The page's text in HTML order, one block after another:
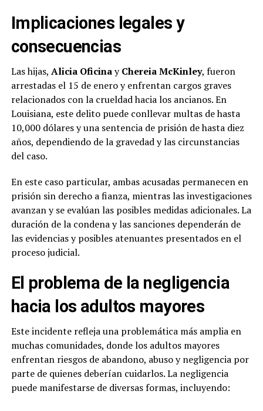
Implicaciones legales y
consecuencias
Las hijas, Alicia OficinayChereia McKinley, fueron
arrestadas el 15 de enero y enfrentan cargos graves
relacionados con la crueldad hacia los ancianos. En
Louisiana, este delito puede conllevar multas de hasta
10,000 dólares y una sentencia de prisión de hasta diez
años, dependiendo de la gravedad y las circunstancias
del caso.
En este caso particular, ambas acusadas permanecen en
prisión sin derecho a fianza, mientras las investigaciones
avanzan y se evalúan las posibles medidas adicionales. La
duración de la condena y las sanciones dependerán de
las evidencias y posibles atenuantes presentados en el
proceso judicial.
El problema de la negligencia
hacia los adultos mayores
Este incidente refleja una problemática más amplia en
muchas comunidades, donde los adultos mayores
enfrentan riesgos de abandono, abuso y negligencia por
parte de quienes deberían cuidarlos. La negligencia
puede manifestarse de diversas formas, incluyendo: